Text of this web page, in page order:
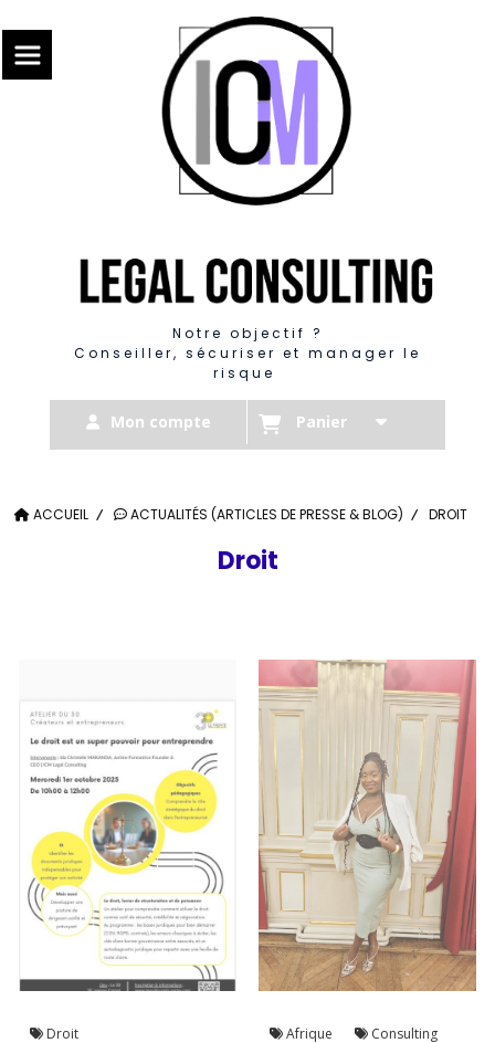
Notre objectif ?
Conseiller, sécuriser et manager le
risque
Mon compte Panier
ACCUEIL ACTUALITÉS (ARTICLES DE PRESSE & BLOG) DROIT
Droit
Droit Afrique Consulting